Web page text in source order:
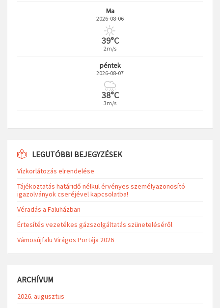
Ma
2026-08-06
39°C
2m/s
péntek
2026-08-07
38°C
3m/s
LEGUTÓBBI BEJEGYZÉSEK
Vízkorlátozás elrendelése
Tájékoztatás határidő nélkül érvényes személyazonosító
igazolványok cseréjével kapcsolatba!
Véradás a Faluházban
Értesítés vezetékes gázszolgáltatás szüneteléséről
Vámosújfalu Virágos Portája 2026
ARCHÍVUM
2026. augusztus